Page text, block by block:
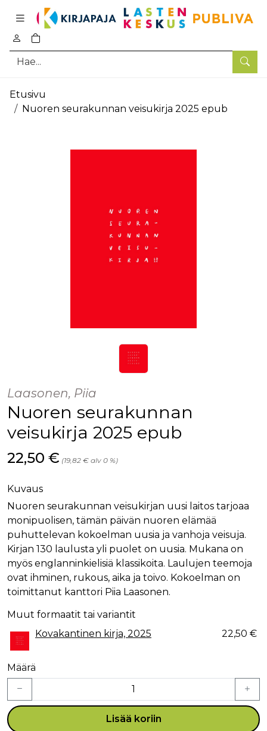
Hae
0
tuotetta ostoskorissa
Pääsisältö
Etusivu
Nuoren seurakunnan veisukirja 2025 epub
Laasonen, Piia
Nuoren seurakunnan
veisukirja 2025 epub
Hinta nyt
22,50 € (19,82 € alv 0 %)
Kuvaus
Nuoren seurakunnan veisukirjan uusi laitos tarjoaa
monipuolisen, tämän päivän nuoren elämää
puhuttelevan kokoelman uusia ja vanhoja veisuja.
Kirjan 130 laulusta yli puolet on uusia. Mukana on
myös englanninkielisiä klassikoita. Laulujen teemoja
ovat ihminen, rukous, aika ja toivo. Kokoelman on
toimittanut kanttori Piia Laasonen.
Muut formaatit tai variantit
Kovakantinen kirja, 2025
22,50 €
Määrä
Lisää koriin